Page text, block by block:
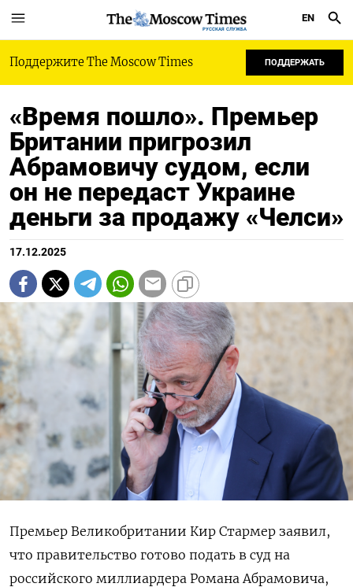
РУССКАЯ СЛУЖБА
EN
Поддержите The Moscow Times ПОДДЕРЖАТЬ
«Время пошло». Премьер
Британии пригрозил
Абрамовичу судом, если
он не передаст Украине
деньги за продажу «Челси»
17.12.2025
Премьер Великобритании Кир Стармер заявил,
что правительство готово подать в суд на
российского миллиардера Романа Абрамовича,